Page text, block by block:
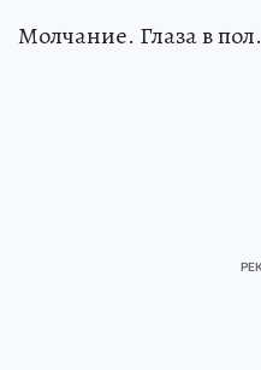
Молчание. Глаза в пол.